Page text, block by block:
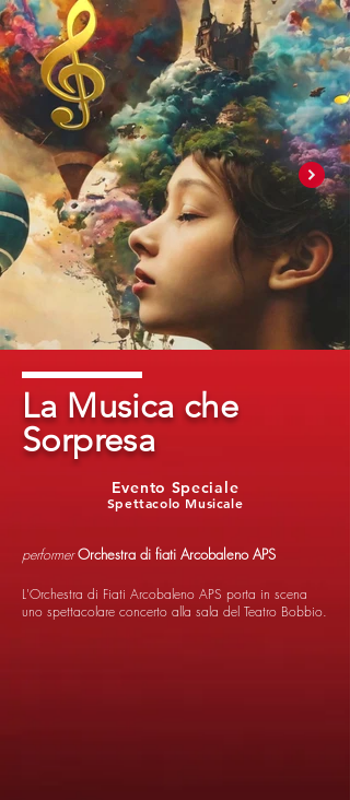
La Musica che
Sorpresa
Spettacolo Musicale
Evento Speciale
performerOrchestra di fiati Arcobaleno APS
L'Orchestra di Fiati Arcobaleno APS porta in scena
uno spettacolare concerto alla sala del Teatro Bobbio.